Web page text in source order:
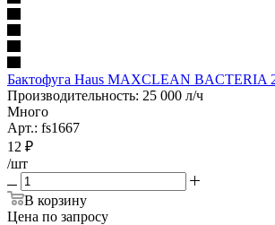
Бактофуга Haus MAXCLEAN BACTERIA
Производительность: 25 000 л/ч
Много
Арт.: fs1667
12 ₽
/шт
В корзину
Цена по запросу